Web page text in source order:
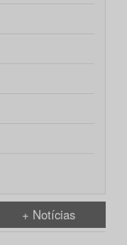
+ Notícias